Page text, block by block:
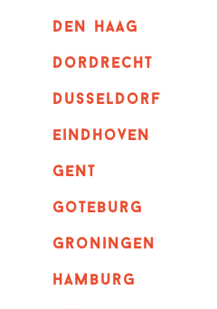
Den haag
dordrecht
dusseldorf
eindhoven
GENT
goteburg
groningen
hamburg